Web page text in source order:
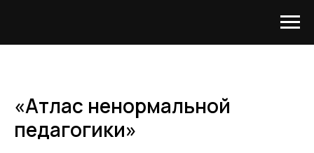
«Атлас ненормальной
педагогики»